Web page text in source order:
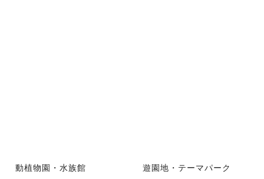
動植物園・水族館 遊園地・テーマパーク